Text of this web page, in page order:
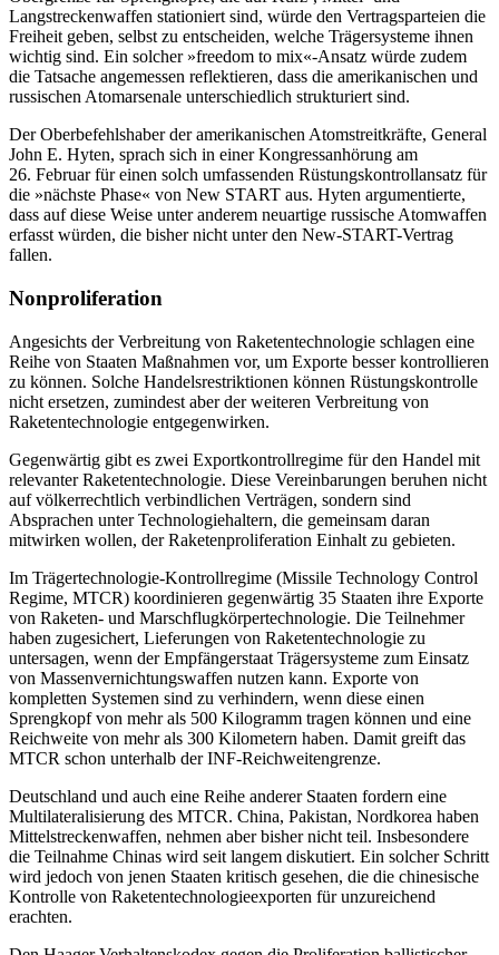
Langstreckenwaffen stationiert sind, würde den Vertragsparteien die
Freiheit geben, selbst zu entscheiden, welche Trägersysteme ihnen
wichtig sind. Ein solcher »free­dom to mix«-Ansatz würde zudem
die Tat­sache angemessen reflektieren, dass die amerikanischen und
russischen Atom­arsenale unterschiedlich strukturiert sind.
Der Oberbefehlshaber der amerikanischen Atomstreitkräfte, General
John E. Hyten, sprach sich in einer Kongressanhörung am
26. Februar für einen solch umfassenden Rüstungskontrollansatz für
die »nächste Phase« von New START aus. Hyten argu­mentierte,
dass auf diese Weise unter ande­rem neuartige russische Atomwaffen
erfasst würden, die bisher nicht unter den New-START-Vertrag
fallen.
Nonproliferation
Angesichts der Verbreitung von Raketentechnologie schlagen eine
Reihe von Staa­ten Maßnahmen vor, um Exporte besser kontrollieren
zu können. Solche Handelsrestriktionen können Rüstungskontrolle
nicht ersetzen, zumindest aber der weiteren Verbreitung von
Raketen­technologie ent­gegenwirken.
Gegenwärtig gibt es zwei Exportkontrollregime für den Handel mit
relevanter Rake­tentechnologie. Diese Vereinbarungen beruhen nicht
auf völkerrechtlich verbindlichen Verträgen, sondern sind
Absprachen unter Technologiehaltern, die gemeinsam daran
mitwirken wollen, der Raketenproli­feration Einhalt zu gebieten.
Im Trägertechnologie-Kontrollregime (Missile Technology Control
Regime, MTCR) koordinieren gegenwärtig 35 Staaten ihre Exporte
von Raketen- und Marschflug­körpertechnologie. Die Teilnehmer
haben zugesichert, Lieferungen von Raketentechnologie zu
untersagen, wenn der Empfängerstaat Trägersysteme zum Einsatz
von Massenvernichtungswaffen nutzen kann. Exporte von
kompletten Systemen sind zu verhindern, wenn diese einen
Sprengkopf von mehr als 500 Kilogramm tragen kön­nen und eine
Reichweite von mehr als 300 Kilometern haben. Damit greift das
MTCR schon unterhalb der INF-Reichwei­ten­grenze.
Deutschland und auch eine Reihe anderer Staaten fordern eine
Multilateralisierung des MTCR. China, Pakistan, Nordkorea haben
Mittelstreckenwaffen, nehmen aber bisher nicht teil. Insbesondere
die Teilnahme Chinas wird seit langem diskutiert. Ein solcher Schritt
wird jedoch von jenen Staa­ten kritisch gesehen, die die chinesische
Kontrolle von Raketentechnologieexporten für unzureichend
erachten.